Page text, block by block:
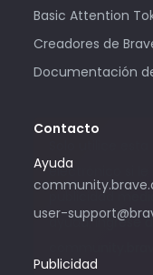
Basic Attention
Creadores de
Documentación
Contacto
Ayuda
user-
Publicidad
electrónico si le
publicidad
ayuda, ingrese a